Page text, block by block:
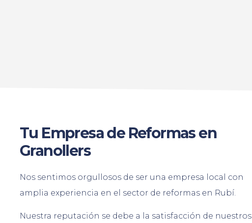
Tu Empresa de Reformas en
Granollers
Nos sentimos orgullosos de ser una empresa local con
amplia experiencia en el sector de reformas en Rubí.
Nuestra reputación se debe a la satisfacción de nuestros